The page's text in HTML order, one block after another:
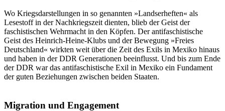
Wo Kriegsdarstellungen in so genannten »Landserheften« als
Lesestoff in der Nachkriegszeit dienten, blieb der Geist der
faschistischen Wehrmacht in den Köpfen. Der antifaschistische
Geist des Heinrich-Heine-Klubs und der Bewegung »Freies
Deutschland« wirkten weit über die Zeit des Exils in Mexiko hinaus
und haben in der DDR Generationen beeinflusst. Und bis zum Ende
der DDR war das antifaschistische Exil in Mexiko ein Fundament
der guten Beziehungen zwischen beiden Staaten.
Migration und Engagement